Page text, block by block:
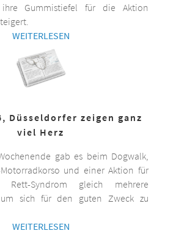
Gummistiefel für die Aktion
WEITERLESEN
Düsseldorfer zeigen ganz
viel Herz
gab es beim Dogwalk,
und einer Aktion für
Rett-Syndrom gleich mehrere
um sich für den guten Zweck zu
WEITERLESEN